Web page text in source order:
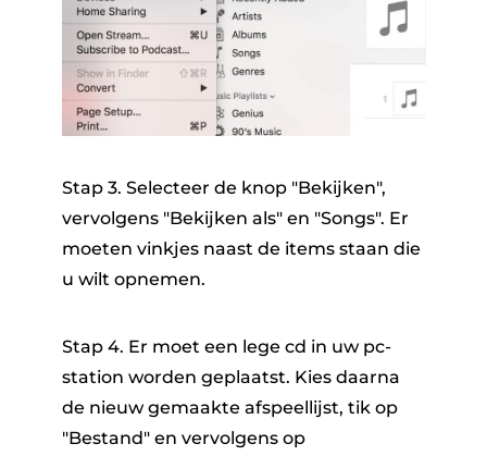
Stap 3. Selecteer de knop "Bekijken",
vervolgens "Bekijken als" en "Songs". Er
moeten vinkjes naast de items staan ​​die
u wilt opnemen.
Stap 4. Er moet een lege cd in uw pc-
station worden geplaatst. Kies daarna
de nieuw gemaakte afspeellijst, tik op
"Bestand" en vervolgens op